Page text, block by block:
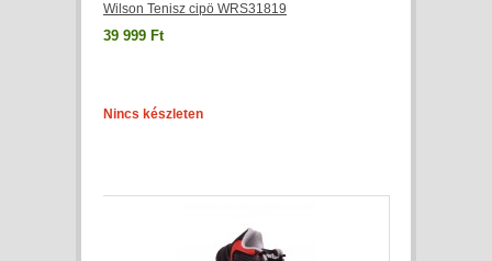
Wilson Tenisz cipö WRS31819
39 999 Ft
Nincs készleten